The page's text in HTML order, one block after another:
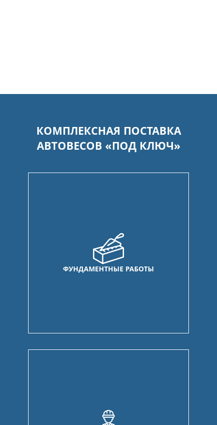
КОМПЛЕКСНАЯ ПОСТАВКА
АВТОВЕСОВ «ПОД КЛЮЧ»
ФУНДАМЕНТНЫЕ РАБОТЫ